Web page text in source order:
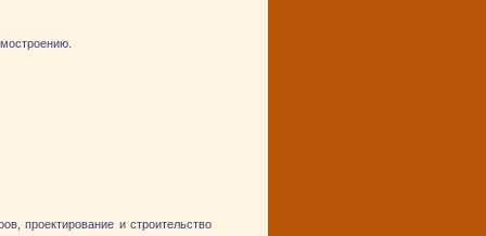
проектирование и строительство